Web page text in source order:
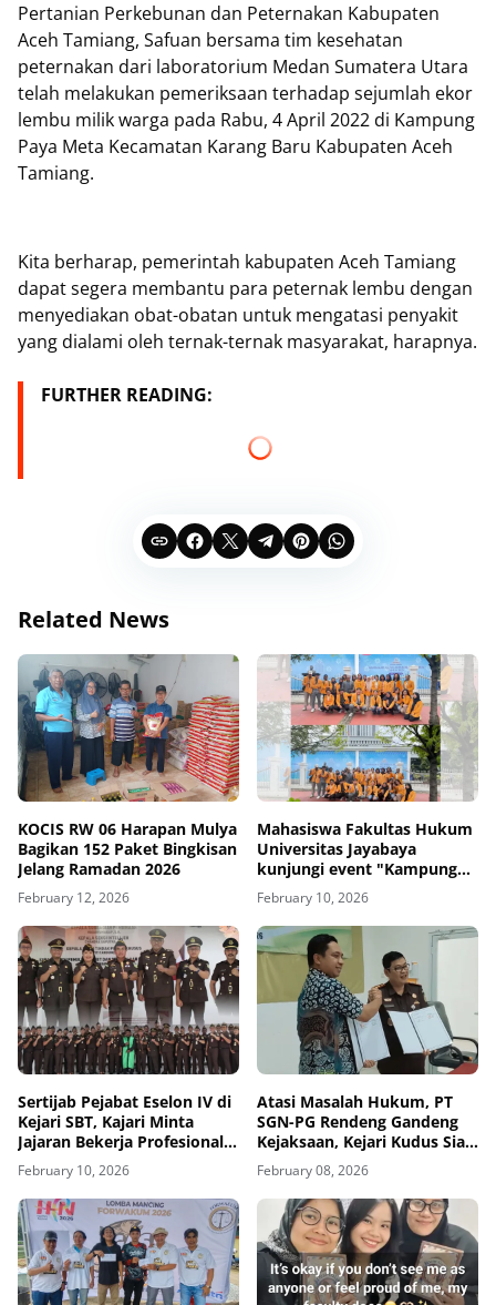
Pertanian Perkebunan dan Peternakan Kabupaten
Aceh Tamiang, Safuan bersama tim kesehatan
peternakan dari laboratorium Medan Sumatera Utara
telah melakukan pemeriksaan terhadap sejumlah ekor
lembu milik warga pada Rabu, 4 April 2022 di Kampung
Paya Meta Kecamatan Karang Baru Kabupaten Aceh
Tamiang.
Kita berharap, pemerintah kabupaten Aceh Tamiang
dapat segera membantu para peternak lembu dengan
menyediakan obat-obatan untuk mengatasi penyakit
yang dialami oleh ternak-ternak masyarakat, harapnya.
FURTHER READING:
Related News
KOCIS RW 06 Harapan Mulya
Bagikan 152 Paket Bingkisan
Jelang Ramadan 2026
February 12, 2026
Mahasiswa Fakultas Hukum
Universitas Jayabaya
kunjungi event "Kampung
Hukum "
February 10, 2026
Sertijab Pejabat Eselon IV di
Kejari SBT, Kajari Minta
Jajaran Bekerja Profesional
dan Berintegritas
February 10, 2026
Atasi Masalah Hukum, PT
SGN-PG Rendeng Gandeng
Kejaksaan, Kejari Kudus Siap
Berikan Pendampingan
Hukum Bidang Datun
February 08, 2026